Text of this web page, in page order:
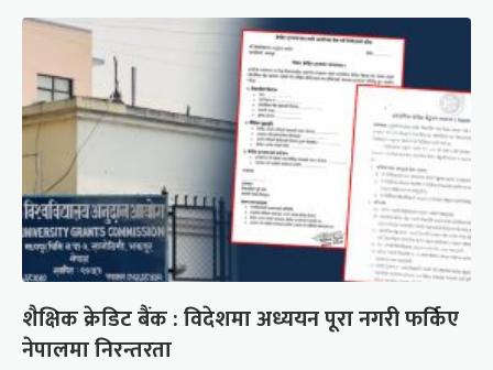
शैक्षिक क्रेडिट बैंक : विदेशमा अध्ययन पूरा नगरी फर्किए
नेपालमा निरन्तरता